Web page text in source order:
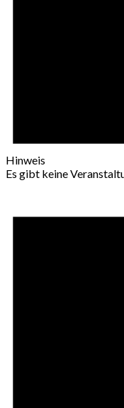
Hinweis
Es gibt keine